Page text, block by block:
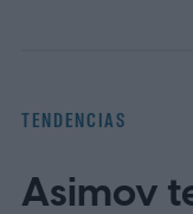
TENDENCIAS
Asimov